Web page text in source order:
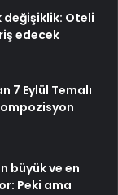
değişiklik: Oteli
edecek
7 Eylül Temalı
büyük ve en
Peki ama